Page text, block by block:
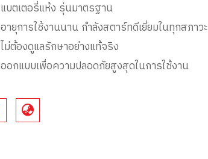
แบตเตอรี่แห้ง รุ่นมาตรฐาน
อายุการใช้งานนาน กำลังสตาร์ทดีเยี่ยมในทุกสภาวะ
ไม่ต้องดูแลรักษาอย่างแท้จริง
ออกแบบเพื่อความปลอดภัยสูงสุดในการใช้งาน